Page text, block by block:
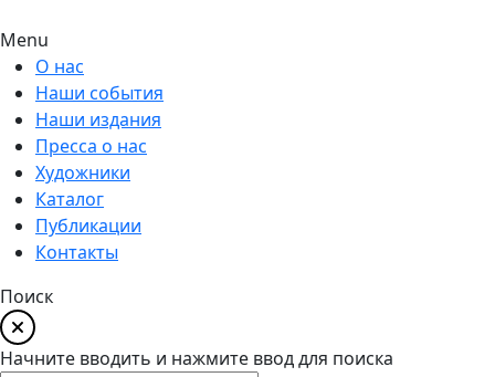
Menu
О нас
Наши события
Наши издания
Пресса о нас
Художники
Каталог
Публикации
Контакты
Поиск
Начните вводить и нажмите ввод для поиска